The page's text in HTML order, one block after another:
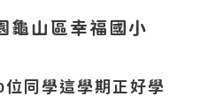
龜山區幸福國小
位同學這學期正好學